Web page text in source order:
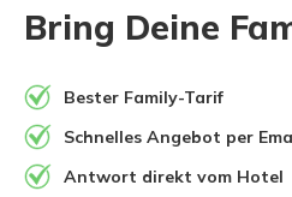
Bring Deine
Bester Family-Tarif
Schnelles Angebot per
Antwort direkt vom Hotel